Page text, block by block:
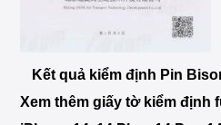
Kết quả kiểm định Pin
Xem thêm giấy tờ kiểm định